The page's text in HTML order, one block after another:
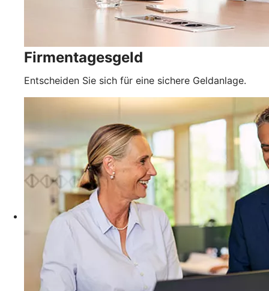
Firmentagesgeld
Entscheiden Sie sich für eine sichere Geldanlage.